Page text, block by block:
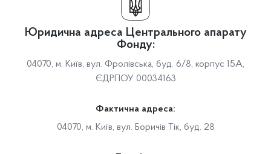
Юридична адреса Центрального апарату
Фонду:
04070, м. Київ, вул. Фролівська, буд. 6/8, корпус 15А,
ЄДРПОУ 00034163
Фактична адреса:
04070, м. Київ, вул. Боричів Тік, буд. 28